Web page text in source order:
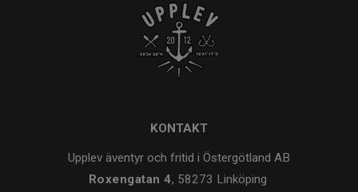
KONTAKT
Upplev äventyr och fritid i Östergötland AB
Roxengatan 4, 58273 Linköping